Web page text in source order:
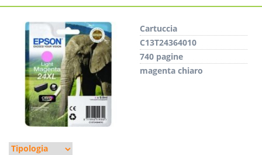
Cartuccia
C13T24364010
740 pagine
magenta chiaro